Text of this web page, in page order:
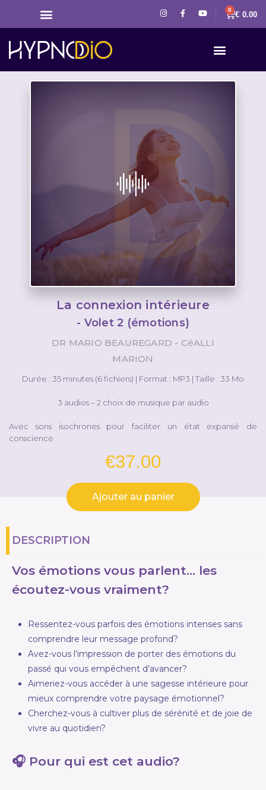
€ 0.00
0
La connexion intérieure
- Volet 2 (émotions)
DR MARIO BEAUREGARD - CéALLI
MARION
Durée : 35 minutes (6 fichiers) | Format : MP3 | Taille : 33 Mo
3 audios – 2 choix de musique par audio
Avec sons isochrones pour faciliter un état expansé de
conscience
€37.00
Ajouter au panier
DESCRIPTION
Vos émotions vous parlent… les
écoutez-vous vraiment?
Ressentez-vous parfois des émotions intenses sans
comprendre leur message profond?
Avez-vous l’impression de porter des émotions du
passé qui vous empêchent d’avancer?
Aimeriez-vous accéder à une sagesse intérieure pour
mieux comprendre votre paysage émotionnel?
Cherchez-vous à cultiver plus de sérénité et de joie de
vivre au quotidien?
🎧 Pour qui est cet audio?